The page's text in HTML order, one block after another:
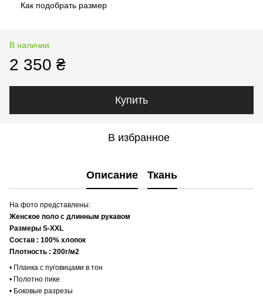
Как подобрать размер
В наличии
2 350 ₴
Купить
В избранное
Описание Ткань
На фото представлены:
Женское поло с длинным рукавом
Размеры S-XXL
Состав : 100% хлопок
Плотность : 200г/м2
• Планка с пуговицами в тон
• Полотно пике
• Боковые разрезы